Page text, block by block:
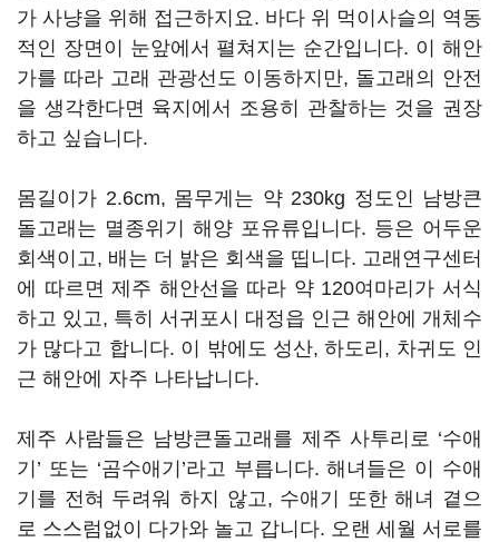
가 사냥을 위해 접근하지요. 바다 위 먹이사슬의 역동
적인 장면이 눈앞에서 펼쳐지는 순간입니다. 이 해안
가를 따라 고래 관광선도 이동하지만, 돌고래의 안전
을 생각한다면 육지에서 조용히 관찰하는 것을 권장
하고 싶습니다.
몸길이가 2.6cm, 몸무게는 약 230kg 정도인 남방큰
돌고래는 멸종위기 해양 포유류입니다. 등은 어두운
회색이고, 배는 더 밝은 회색을 띱니다. 고래연구센터
에 따르면 제주 해안선을 따라 약 120여마리가 서식
하고 있고, 특히 서귀포시 대정읍 인근 해안에 개체수
가 많다고 합니다. 이 밖에도 성산, 하도리, 차귀도 인
근 해안에 자주 나타납니다.
제주 사람들은 남방큰돌고래를 제주 사투리로 ‘수애
기’ 또는 ‘곰수애기’라고 부릅니다. 해녀들은 이 수애
기를 전혀 두려워 하지 않고, 수애기 또한 해녀 곁으
로 스스럼없이 다가와 놀고 갑니다. 오랜 세월 서로를